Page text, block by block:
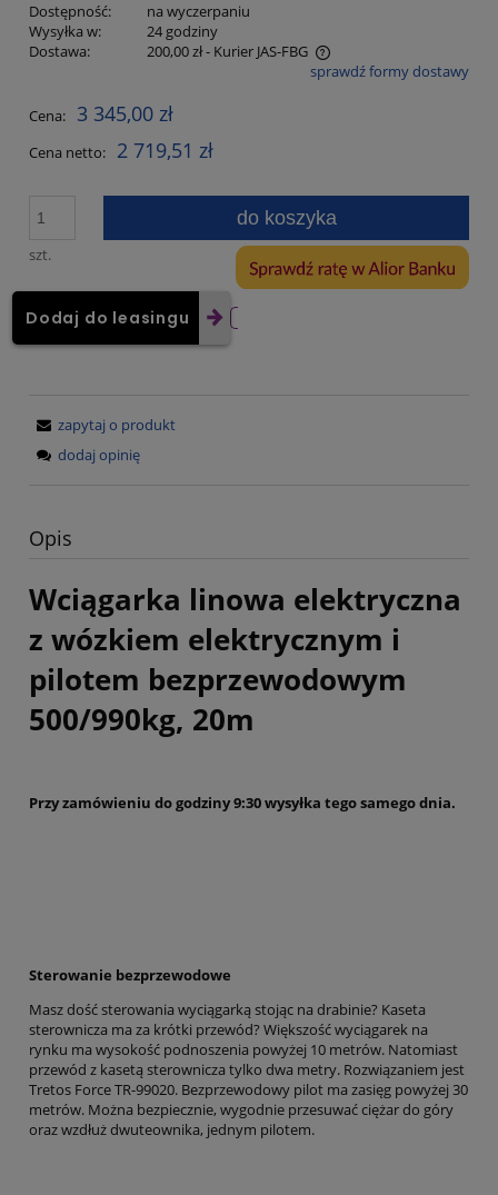
Dostępność:
na wyczerpaniu
Wysyłka w:
24 godziny
Dostawa:
200,00 zł- Kurier JAS-FBG
Cena nie zawiera ewentualnych kosztów płatnościsprawdź formy dostawy
Cena: 3 345,00 zł
Cena netto: 2 719,51 zł
szt.
do koszyka
Dodaj do leasingu
zapytaj o produkt
dodaj opinię
Opis
Wciągarka linowa elektryczna
z wózkiem elektrycznym i
pilotem bezprzewodowym
500/990kg, 20m
Przy zamówieniu do godziny 9:30 wysyłka tego samego dnia.
Sterowanie bezprzewodowe
Masz dość sterowania wyciągarką stojąc na drabinie? Kaseta
sterownicza ma za krótki przewód? Większość wyciągarek na
rynku ma wysokość podnoszenia powyżej 10 metrów. Natomiast
przewód z kasetą sterownicza tylko dwa metry. Rozwiązaniem jest
Tretos Force TR-99020. Bezprzewodowy pilot ma zasięg powyżej 30
metrów. Można bezpiecznie, wygodnie przesuwać ciężar do góry
oraz wzdłuż dwuteownika, jednym pilotem.